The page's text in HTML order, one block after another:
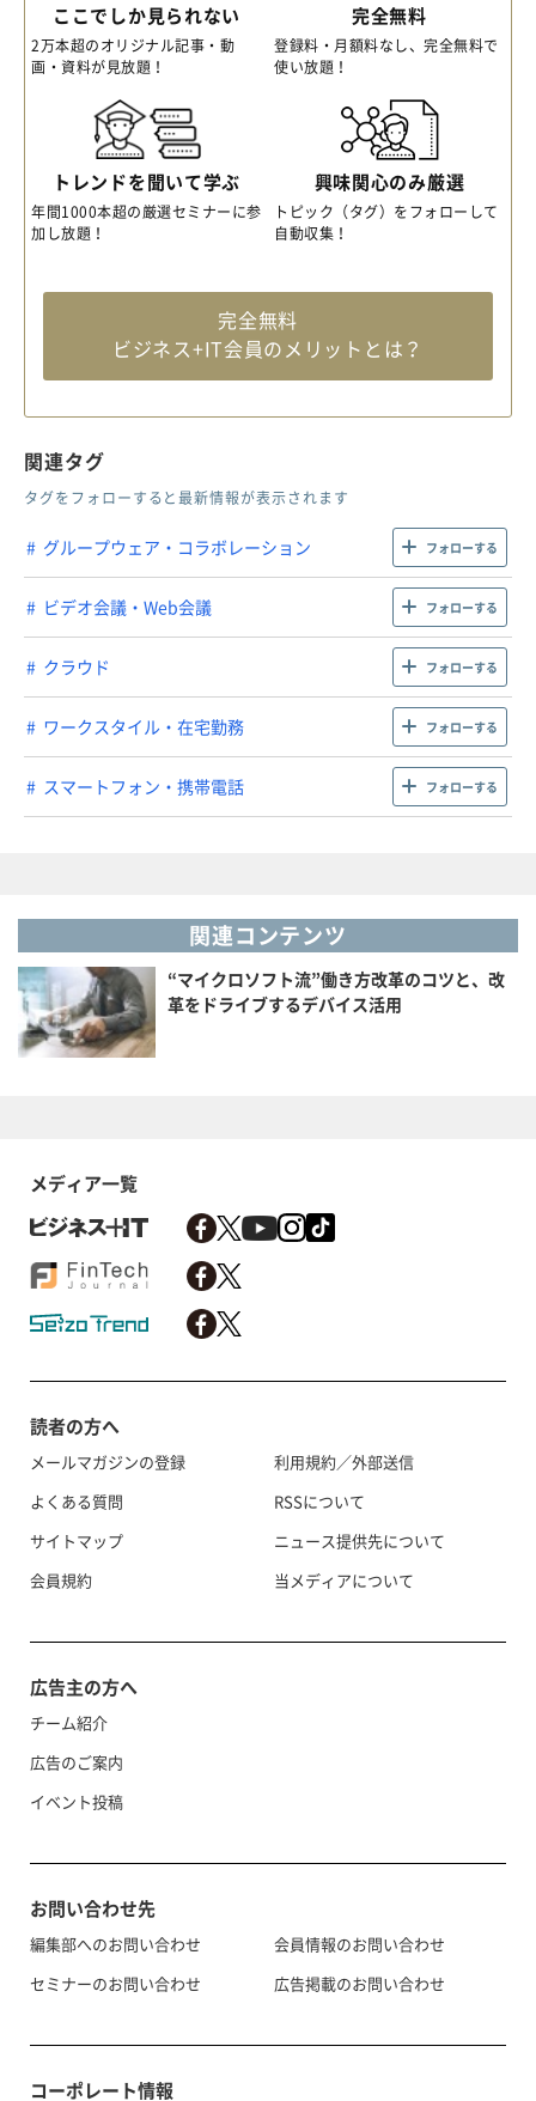
ここでしか見られない
2万本超のオリジナル記事・動
画・資料が見放題！
完全無料
登録料・月額料なし、完全無料で
使い放題！
トレンドを聞いて学ぶ
年間1000本超の厳選セミナーに参
加し放題！
興味関心のみ厳選
トピック（タグ）をフォローして
自動収集！
完全無料
ビジネス+IT会員のメリットとは？
関連タグ
タグをフォローすると最新情報が表示されます
グループウェア・コラボレーション フォローする
ビデオ会議・Web会議 フォローする
クラウド フォローする
ワークスタイル・在宅勤務 フォローする
スマートフォン・携帯電話 フォローする
関連コンテンツ
“マイクロソフト流”働き方改革のコツと、改
革をドライブするデバイス活用
メディア一覧
読者の方へ
メールマガジンの登録
よくある質問
サイトマップ
会員規約
利用規約／外部送信
RSSについて
ニュース提供先について
当メディアについて
広告主の方へ
チーム紹介
広告のご案内
イベント投稿
お問い合わせ先
編集部へのお問い合わせ
セミナーのお問い合わせ
会員情報のお問い合わせ
広告掲載のお問い合わせ
コーポレート情報